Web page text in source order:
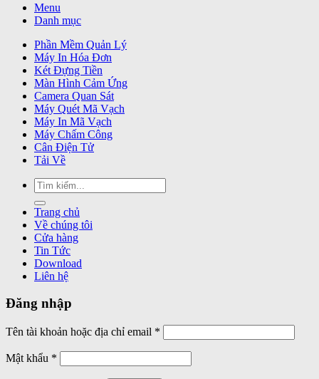
Menu
Danh mục
Phần Mềm Quản Lý
Máy In Hóa Đơn
Két Đựng Tiền
Màn Hình Cảm Ứng
Camera Quan Sát
Máy Quét Mã Vạch
Máy In Mã Vạch
Máy Chấm Công
Cân Điện Tử
Tải Về
Tìm
kiếm:
Trang chủ
Về chúng tôi
Cửa hàng
Tin Tức
Download
Liên hệ
Đăng nhập
Tên tài khoản hoặc địa chỉ email *
buộc
Mật khẩu *
buộc